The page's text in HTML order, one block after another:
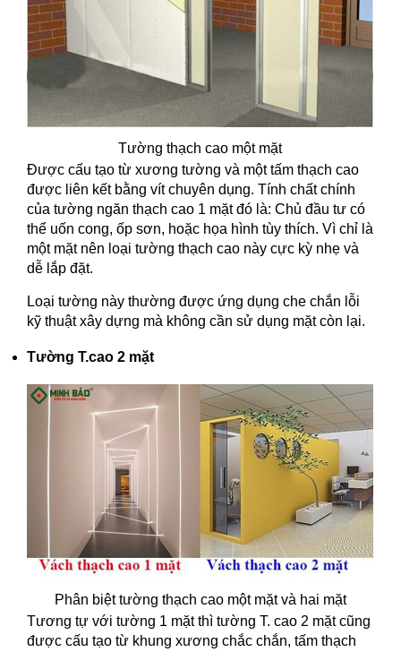
Tường thạch cao một mặt
Được cấu tạo từ xương tường và một tấm thạch cao
được liên kết bằng vít chuyên dụng. Tính chất chính
của tường ngăn thạch cao 1 mặt đó là: Chủ đầu tư có
thể uốn cong, ốp sơn, hoặc họa hình tùy thích. Vì chỉ là
một mặt nên loại tường thạch cao này cực kỳ nhẹ và
dễ lắp đặt.
Loại tường này thường được ứng dụng che chắn lỗi
kỹ thuật xây dựng mà không cần sử dụng mặt còn lại.
Tường T.cao 2 mặt
Phân biệt tường thạch cao một mặt và hai mặt
Tương tự với tường 1 mặt thì tường T. cao 2 mặt cũng
được cấu tạo từ khung xương chắc chắn, tấm thạch